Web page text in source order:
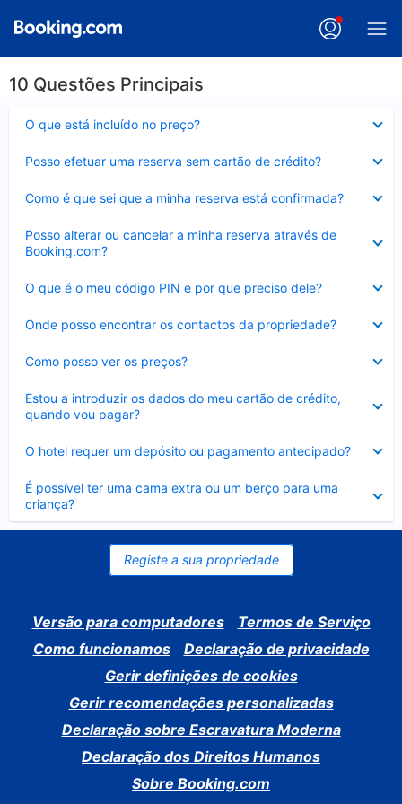
10 Questões Principais
O que está incluído no preço?
fechado
Posso efetuar uma reserva sem cartão de crédito?
fechado
Como é que sei que a minha reserva está confirmada?
fechado
Posso alterar ou cancelar a minha reserva através de
Booking.com?
fechado
O que é o meu código PIN e por que preciso dele?
fechado
Onde posso encontrar os contactos da propriedade?
fechado
Como posso ver os preços?
fechado
Estou a introduzir os dados do meu cartão de crédito,
quando vou pagar?
fechado
O hotel requer um depósito ou pagamento antecipado?
fechado
É possível ter uma cama extra ou um berço para uma
criança?
Elemento
fechado
Registe a sua propriedade
Versão para computadores
Termos de Serviço
Como funcionamos
Declaração de privacidade
Gerir definições de cookies
Gerir recomendações personalizadas
Declaração sobre Escravatura Moderna
Declaração dos Direitos Humanos
Sobre Booking.com